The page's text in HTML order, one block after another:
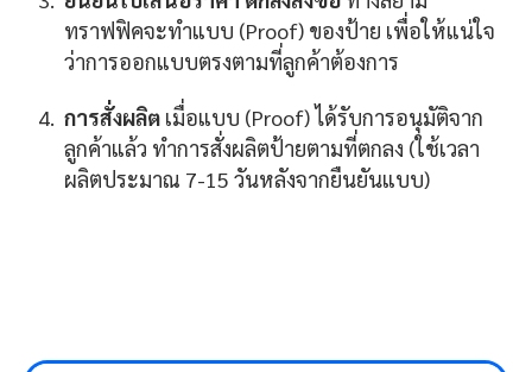
ทราฟฟิคจะทำแบบ (Proof) ของป้าย เพื่อให้แน่ใจ
ว่าการออกแบบตรงตามที่ลูกค้าต้องการ
การสั่งผลิต เมื่อแบบ (Proof) ได้รับการอนุมัติจาก
ลูกค้าแล้ว ทำการสั่งผลิตป้ายตามที่ตกลง (ใช้เวลา
ผลิตประมาณ 7-15 วันหลังจากยืนยันแบบ)